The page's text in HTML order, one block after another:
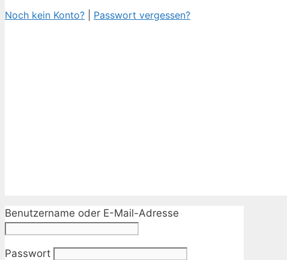
Noch kein Konto? Passwort vergessen?
Benutzername oder E-Mail-Adresse
Passwort